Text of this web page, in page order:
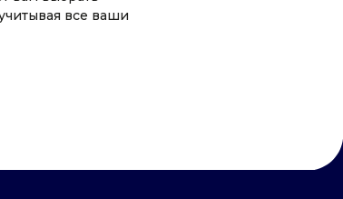
все ваши